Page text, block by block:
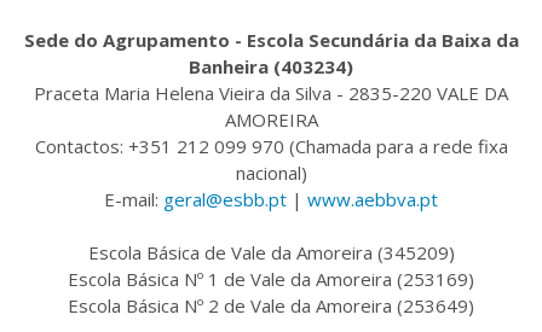
Sede do Agrupamento - Escola Secundária da Baixa da
Banheira (403234)
Praceta Maria Helena Vieira da Silva - 2835-220 VALE DA
AMOREIRA
Contactos: +351 212 099 970 (Chamada para a rede fixa
nacional)
E-mail: geral@esbb.pt | www.aebbva.pt
Escola Básica de Vale da Amoreira (345209)
Escola Básica Nº 1 de Vale da Amoreira (253169)
Escola Básica Nº 2 de Vale da Amoreira (253649)